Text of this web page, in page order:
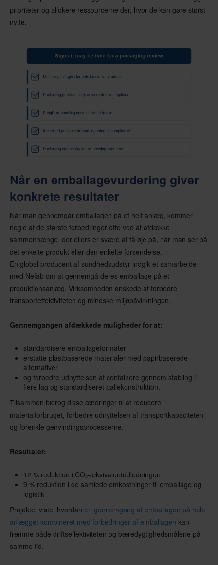
prioriteter og allokere ressourcerne der, hvor de kan gøre størst
nytte.
Når en emballagevurdering giver
konkrete resultater
Når man gennemgår emballagen på et helt anlæg, kommer
nogle af de største forbedringer ofte ved at afdække
sammenhænge, der ellers er svære at få øje på, når man ser på
det enkelte produkt eller den enkelte forsendelse.
En global producent af sundhedsudstyr indgik et samarbejde
med Nefab om at gennemgå deres emballage på et
produktionsanlæg. Virksomheden ønskede at forbedre
transporteffektiviteten og mindske miljøpåvirkningen.
Gennemgangen afdækkede muligheder for at:
standardisere emballageformater
erstatte plastbaserede materialer med papirbaserede
alternativer
og forbedre udnyttelsen af containere gennem stabling i
flere lag og standardiseret pallekonstruktion.
Tilsammen bidrog disse ændringer til at reducere
materialforbruget, forbedre udnyttelsen af transportkapaciteten
og forenkle genvindingsprocesserne.
Resultater:
12 % reduktion i CO₂-ækvivalentudledningen
9 % reduktion i de samlede omkostninger til emballage og
logistik
Projektet viste, hvordan en gennemgang af emballagen på hele
anlægget kombineret med forbedringer af emballagen kan
fremme både driftseffektiviteten og bæredygtighedsmålene på
samme tid.